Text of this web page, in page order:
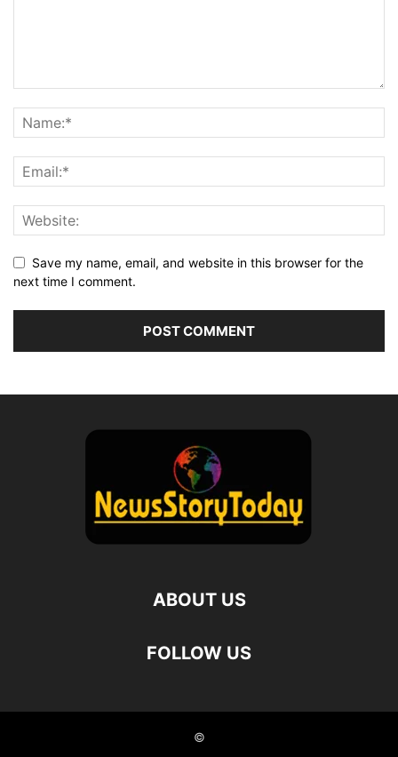
Save my name, email, and website in this browser for the
next time I comment.
ABOUT US
FOLLOW US
©